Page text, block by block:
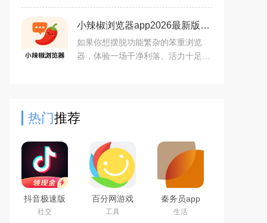
你还可以获得很多的语音识别，里面
的很多内容都是不需要看广告
小辣椒浏览器app2026最新版下载安装v1.0.2安卓版
如果你想摆脱功能繁杂的笨重浏览
器，体验一场干净利落、活力十足的
热门推荐
抖音极速版
免费下载
2026最新版
社交
百分网游戏
盒子下载
2026新版
工具
秦务员app
下载2026最
新版
生活